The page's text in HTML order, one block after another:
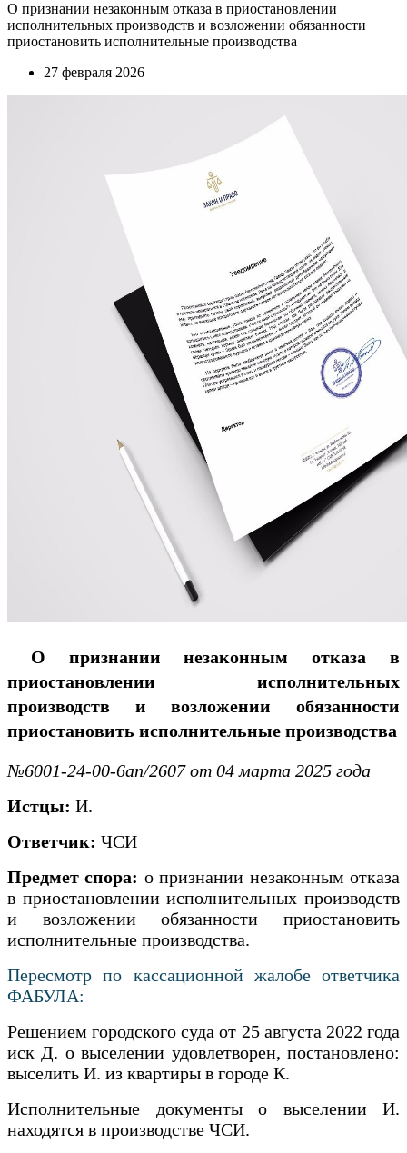
О признании незаконным отказа в приостановлении
исполнительных производств и возложении обязанности
приостановить исполнительные производства
27 февраля 2026
О признании незаконным отказа в
приостановлении исполнительных
производств и возложении обязанности
приостановить исполнительные производства
№6001-24-00-6ап/2607 от 04 марта 2025 года
Истцы: И.
Ответчик: ЧСИ
Предмет спора: о признании незаконным отказа
в приостановлении исполнительных производств
и возложении обязанности приостановить
исполнительные производства.
Пересмотр по кассационной жалобе ответчика
ФАБУЛА:
Решением городского суда от 25 августа 2022 года
иск Д. о выселении удовлетворен, постановлено:
выселить И. из квартиры в городе К.
Исполнительные документы о выселении И.
находятся в производстве ЧСИ.